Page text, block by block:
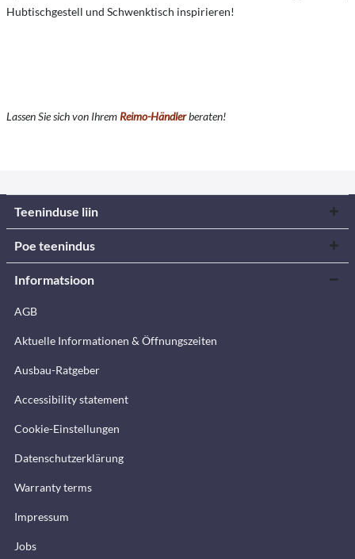
Hubtischgestell und Schwenktisch inspirieren!
Lassen Sie sich von Ihrem Reimo-Händlerberaten!
Teeninduse liin
Poe teenindus
Informatsioon
AGB
Aktuelle Informationen & Öffnungszeiten
Ausbau-Ratgeber
Accessibility statement
Cookie-Einstellungen
Datenschutzerklärung
Warranty terms
Impressum
Jobs